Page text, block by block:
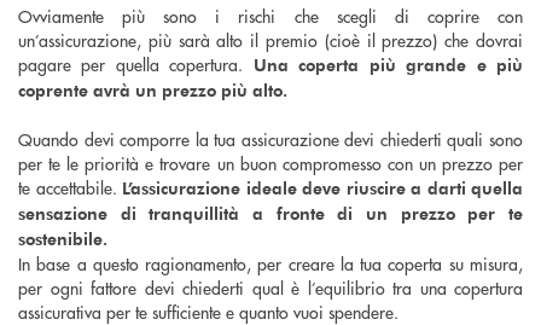
Ovviamente più sono i rischi che scegli di coprire con
un’assicurazione, più sarà alto il premio (cioè il prezzo) che dovrai
pagare per quella copertura. Una coperta più grande e più
coprente avrà un prezzo più alto.
Quando devi comporre la tua assicurazione devi chiederti quali sono
per te le priorità e trovare un buon compromesso con un prezzo per
te accettabile. L’assicurazione ideale deve riuscire a darti quella
sensazione di tranquillità a fronte di un prezzo per te
sostenibile.
In base a questo ragionamento, per creare la tua coperta su misura,
per ogni fattore devi chiederti qual è l’equilibrio tra una copertura
assicurativa per te sufficiente e quanto vuoi spendere.